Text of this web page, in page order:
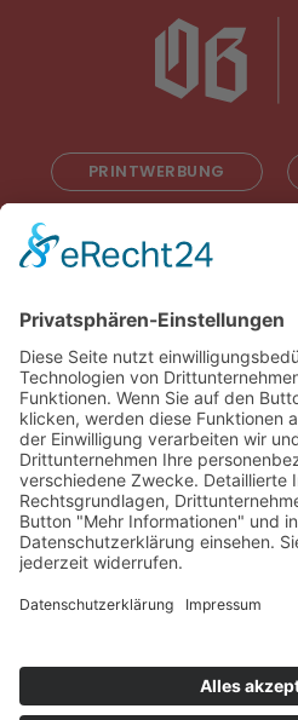
PRINTWERBUNG
AGB
Cookie-